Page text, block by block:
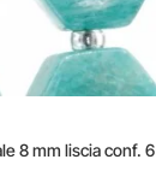
8 mm liscia conf. 6